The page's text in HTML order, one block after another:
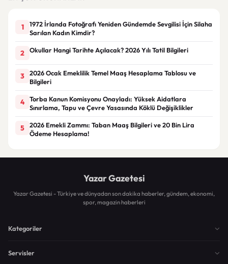
1
1972 İrlanda Fotoğrafı Yeniden Gündemde Sevgilisi İçin Silaha
Sarılan Kadın Kimdir?
2 Okullar Hangi Tarihte Açılacak? 2026 Yılı Tatil Bilgileri
3
2026 Ocak Emeklilik Temel Maaş Hesaplama Tablosu ve
Bilgileri
4
Torba Kanun Komisyonu Onayladı: Yüksek Aidatlara
Sınırlama, Tapu ve Çevre Yasasında Köklü Değişiklikler
5
2026 Emekli Zammı: Taban Maaş Bilgileri ve 20 Bin Lira
Ödeme Hesaplama!
Yazar Gazetesi
Yazar Gazetesi - Türkiye ve dünyadan son dakika haberler, gündem, ekonomi,
spor, magazin haberleri
Kategoriler
Servisler